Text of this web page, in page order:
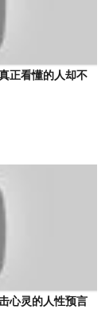
正看懂的人却不
心灵的人性预言